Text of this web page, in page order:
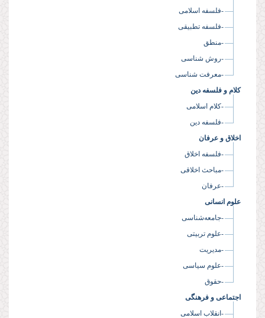
-فلسفه اسلامی
-فلسفه تطبیقی
-منطق
-روش شناسی
-معرفت شناسی
کلام و فلسفه دین
-کلام اسلامی
-فلسفه دین
اخلاق و عرفان
-فلسفه اخلاق
-مباحث اخلاقی
-عرفان
علوم انسانی
-جامعه‌شناسی
-علوم تربیتی
-مدیریت
-علوم سیاسی
-حقوق
اجتماعی و فرهنگی
-انقلاب اسلامی